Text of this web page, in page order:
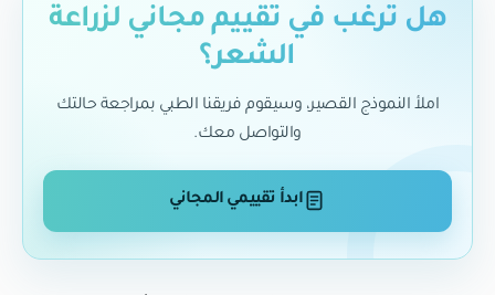
هل ترغب في تقييم مجاني لزراعة
الشعر؟
املأ النموذج القصير، وسيقوم فريقنا الطبي بمراجعة حالتك
والتواصل معك.
ابدأ تقييمي المجاني